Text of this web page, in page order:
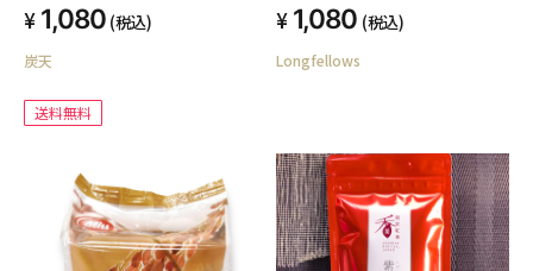
1,080 (税込)
炭天
送料無料
1,080 (税込)
Longfellows